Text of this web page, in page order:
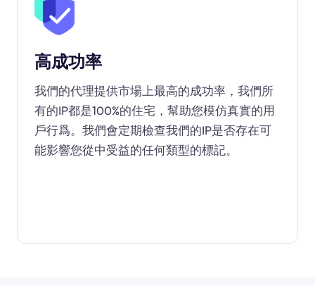
高成功率
我們的代理提供市場上最高的成功率，我們所
有的IP都是100%的住宅，幫助您模仿真實的用
戶行爲。我們會定期檢查我們的IP是否存在可
能影響您從中受益的任何類型的標記。